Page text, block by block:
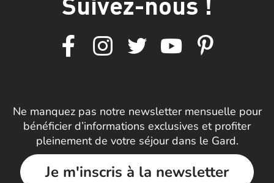
Ne manquez pas notre newsletter mensuelle pour
bénéficier d’informations exclusives et profiter
pleinement de votre séjour dans le Gard.
Je m'inscris à la newsletter